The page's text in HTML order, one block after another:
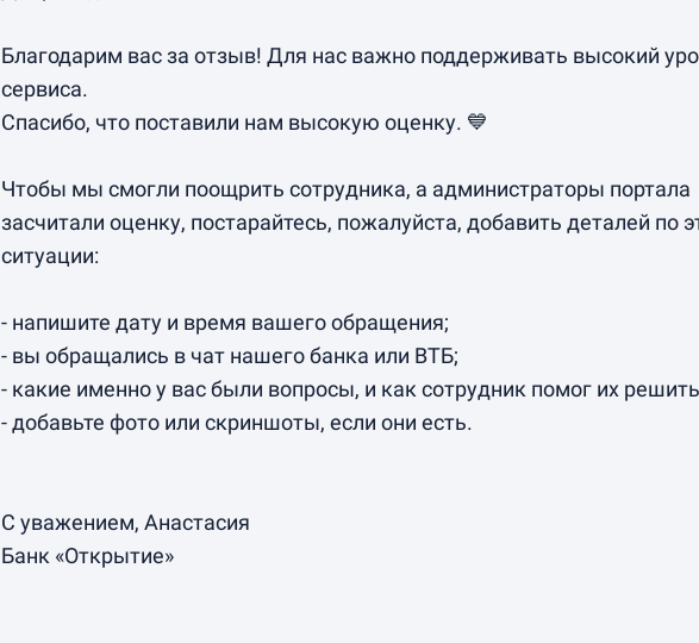
Благодарим вас за отзыв! Для нас важно поддерживать высокий
сервиса.
Спасибо, что поставили нам высокую оценку. 💙
Чтобы мы смогли поощрить сотрудника, а администраторы портала
засчитали оценку, постарайтесь, пожалуйста, добавить деталей по
ситуации:
- напишите дату и время вашего обращения;
- вы обращались в чат нашего банка или ВТБ;
- какие именно у вас были вопросы, и как сотрудник помог их
- добавьте фото или скриншоты, если они есть.
С уважением, Анастасия
Банк «Открытие»